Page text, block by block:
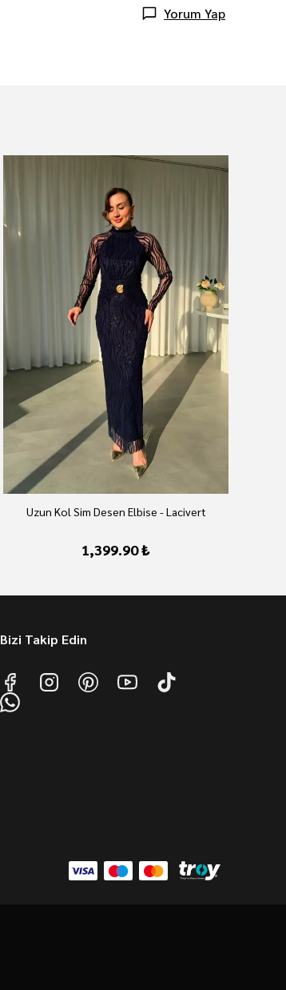
Yorum Yap
Uzun Kol Sim Desen Elbise - Lacivert
1,399.90 ₺
Bizi Takip Edin